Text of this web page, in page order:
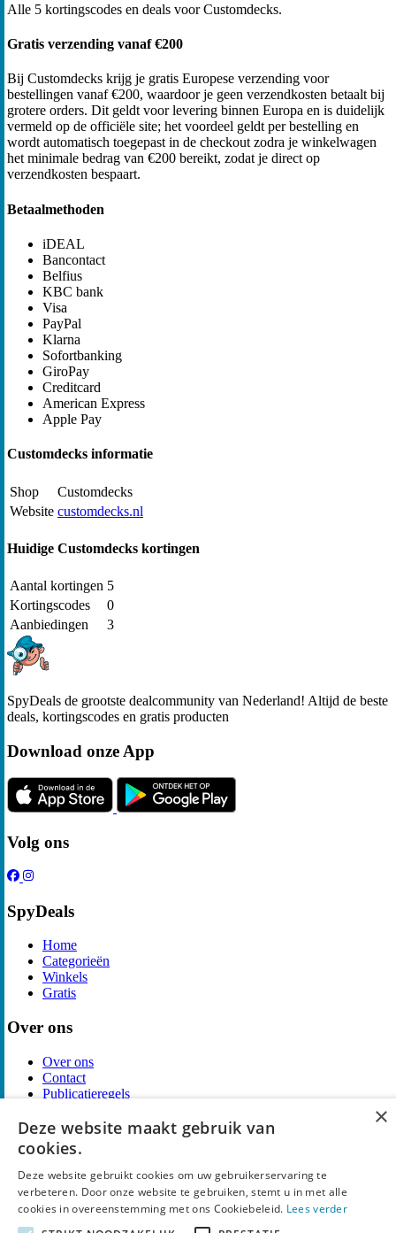
Alle 5 kortingscodes en deals voor Customdecks.
Gratis verzending vanaf €200
Bij Customdecks krijg je gratis Europese verzending voor
bestellingen vanaf €200, waardoor je geen verzendkosten betaalt bij
grotere orders. Dit geldt voor levering binnen Europa en is duidelijk
vermeld op de officiële site; het voordeel geldt per bestelling en
wordt automatisch toegepast in de checkout zodra je winkelwagen
het minimale bedrag van €200 bereikt, zodat je direct op
verzendkosten bespaart.
Betaalmethoden
iDEAL
Bancontact
Belfius
KBC bank
Visa
PayPal
Klarna
Sofortbanking
GiroPay
Creditcard
American Express
Apple Pay
Customdecks informatie
Shop
Customdecks
Website customdecks.nl
Huidige Customdecks kortingen
Aantal kortingen 5
Kortingscodes
0
Aanbiedingen
3
SpyDeals de grootste dealcommunity van Nederland! Altijd de beste
deals, kortingscodes en gratis producten
Download onze App
Volg ons
SpyDeals
Home
Categorieën
Winkels
Gratis
Over ons
Over ons
Contact
Publicatieregels
Legal
Cookieverklaring
Algemene Voorwaarden
Disclaimer
×
Deze website maakt gebruik van
cookies.
Deze website gebruikt cookies om uw gebruikerservaring te
verbeteren. Door onze website te gebruiken, stemt u in met alle
cookies in overeenstemming met ons Cookiebeleid. Lees verder